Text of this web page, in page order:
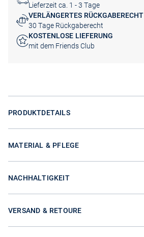
Lieferzeit ca. 1 - 3 Tage
VERLÄNGERTES RÜCKGABERECHT
30 Tage Rückgaberecht
KOSTENLOSE LIEFERUNG
mit dem Friends Club
PRODUKTDETAILS
MATERIAL & PFLEGE
NACHHALTIGKEIT
VERSAND & RETOURE